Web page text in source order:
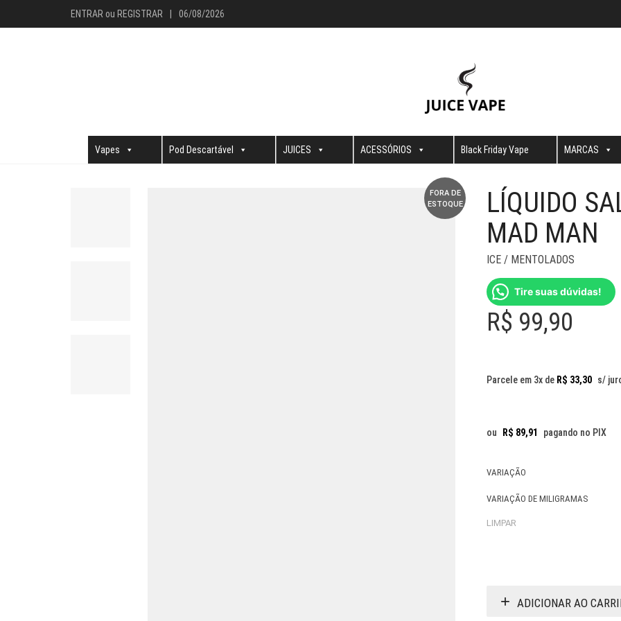
ENTRAR ou REGISTRAR 06/08/2026
Vapes Pod Descartável JUICES ACESSÓRIOS Black Friday Vape MARCAS
FORA DE
ESTOQUE
LÍQUIDO
MAD MAN
ICE / MENTOLADOS
Tire suas dúvidas!
R$ 99,90
Parcele em 3x de R$ 33,30 s/
ou R$ 89,91 pagando no PIX
VARIAÇÃO
VARIAÇÃO DE MILIGRAMAS
LIMPAR
ADICIONAR AO